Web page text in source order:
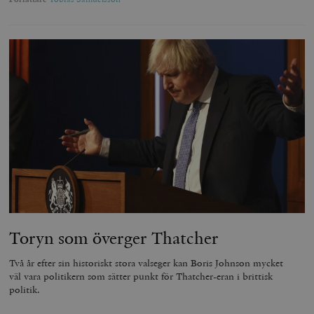
Toryn som överger Thatcher
Två år efter sin historiskt stora valseger kan Boris Johnson mycket
väl vara politikern som sätter punkt för Thatcher-eran i brittisk
politik.
Automattic
timbro.se
_hjFirstSeen